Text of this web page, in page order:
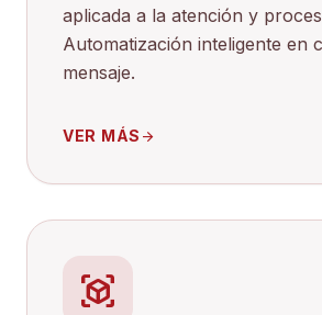
aplicada a la atención y
Automatización inteligente en
mensaje.
VER MÁS arrow_forward
view_in_ar